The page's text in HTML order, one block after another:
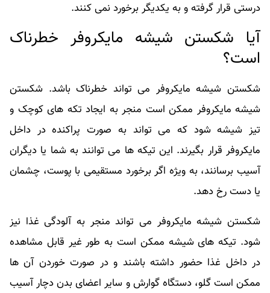
درستی قرار گرفته و به یکدیگر برخورد نمی‌ کنند.
آیا شکستن شیشه مایکروفر خطرناک
است؟
شکستن شیشه مایکروفر می‌ تواند خطرناک باشد. شکستن
شیشه مایکروفر ممکن است منجر به ایجاد تکه ‌های کوچک و
تیز شیشه شود که می ‌تواند به صورت پراکنده در داخل
مایکروفر قرار بگیرند. این تیکه ‌ها می ‌توانند به شما یا دیگران
آسیب برسانند، به ویژه اگر برخورد مستقیمی با پوست، چشمان
یا دست رخ دهد.
شکستن شیشه مایکروفر می ‌تواند منجر به آلودگی غذا نیز
شود. تیکه ‌های شیشه ممکن است به طور غیر قابل مشاهده
در داخل غذا حضور داشته باشند و در صورت خوردن آن ها
ممکن است گلو، دستگاه گوارش و سایر اعضای بدن دچار آسیب